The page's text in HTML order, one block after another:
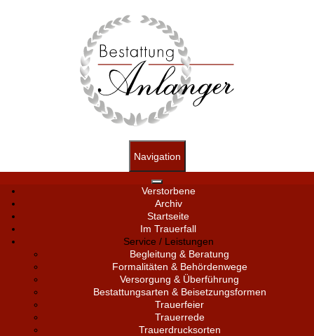
Navigation
Verstorbene
Archiv
Startseite
Im Trauerfall
Service / Leistungen
Begleitung & Beratung
Formalitäten & Behördenwege
Versorgung & Überführung
Bestattungsarten & Beisetzungsformen
Trauerfeier
Trauerrede
Trauerdrucksorten